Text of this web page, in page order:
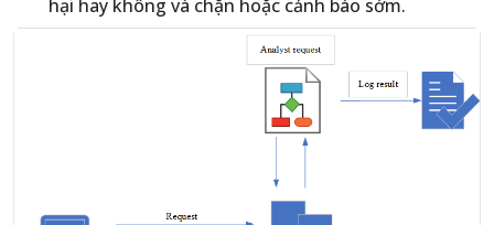
hại hay không và chặn hoặc cảnh báo sớm.